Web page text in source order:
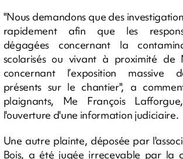
"Nous demandons que des
rapidement afin que les
dégagées concernant la
scolarisés ou vivant à proximité de
concernant l’exposition massive
présents sur le chantier", a
plaignants, Me François
l'ouverture d'une information judiciaire.
Une autre plainte, déposée par
Bois, a été jugée irrecevable par la